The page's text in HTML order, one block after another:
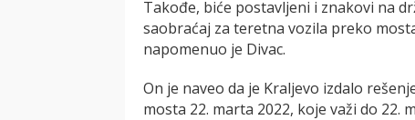
Takođe, biće postavljeni i znakovi na
saobraćaj za teretna vozila preko
napomenuo je Divac.
On je naveo da je Kraljevo izdalo
mosta 22. marta 2022, koje važi do 22.